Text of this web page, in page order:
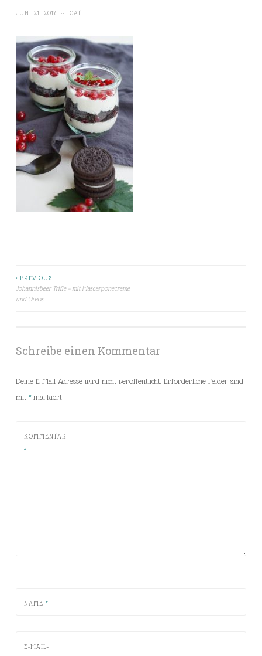
JUNI 21, 2017 ~ CAT
Beitragsnavigation
< PREVIOUS
Johannisbeer Trifle – mit Mascarponecreme
und Oreos
Schreibe einen Kommentar
Deine E-Mail-Adresse wird nicht veröffentlicht. Erforderliche Felder sind
mit *markiert
KOMMENTAR
*
NAME *
E-MAIL-